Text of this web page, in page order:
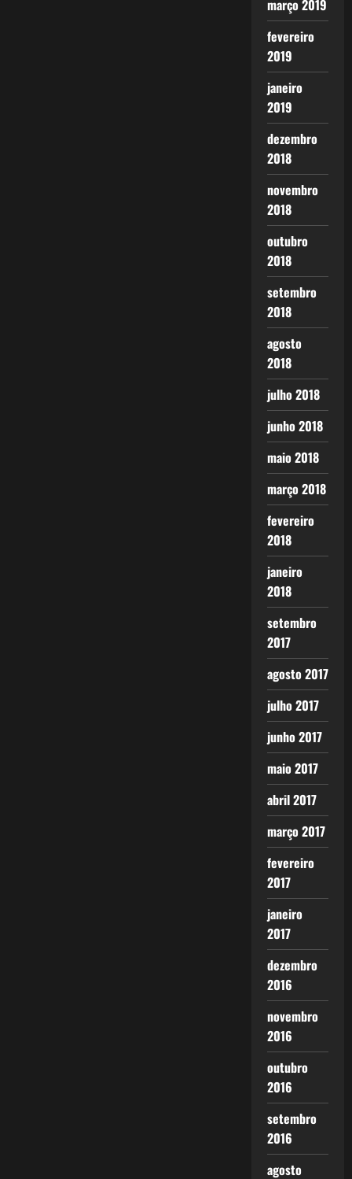
março 2019
fevereiro
2019
janeiro
2019
dezembro
2018
novembro
2018
outubro
2018
setembro
2018
agosto
2018
julho 2018
junho 2018
maio 2018
março 2018
fevereiro
2018
janeiro
2018
setembro
2017
agosto 2017
julho 2017
junho 2017
maio 2017
abril 2017
março 2017
fevereiro
2017
janeiro
2017
dezembro
2016
novembro
2016
outubro
2016
setembro
2016
agosto